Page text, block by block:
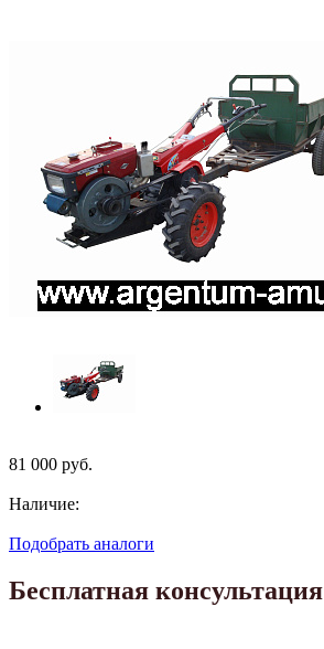
81 000 руб.
Наличие:
Подобрать аналоги
Бесплатная консультация